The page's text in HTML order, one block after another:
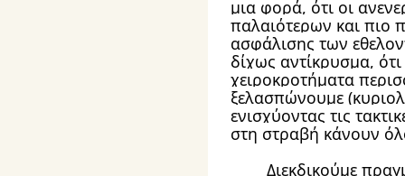
μια φορά, ότι οι
παλαιότερων και
ασφάλισης των
δίχως αντίκρυσμα,
χειροκροτήματα
ξελασπώνουμε
ενισχύοντας τις
στη στραβή κάνουν